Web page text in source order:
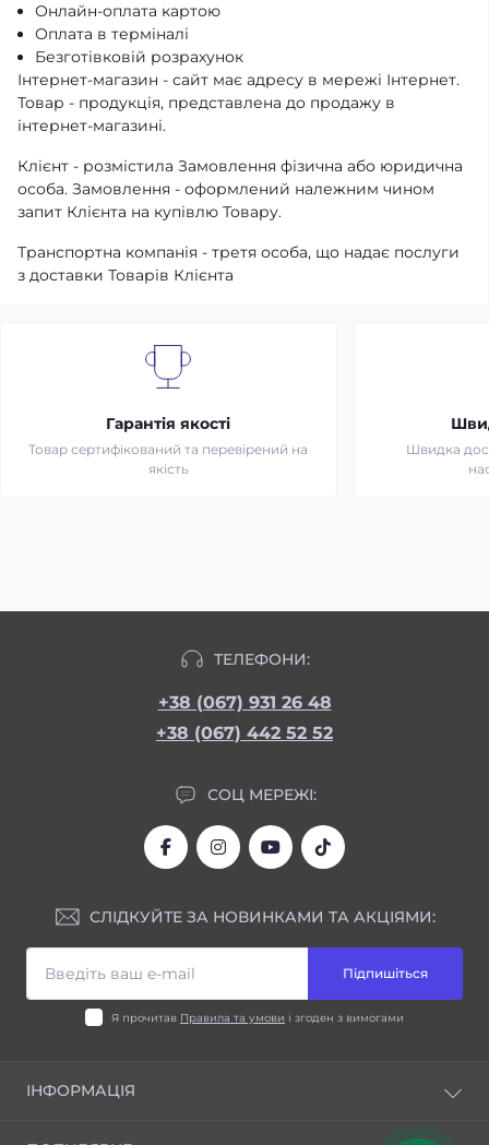
Онлайн-оплата картою
Оплата в терміналі
Безготівковій розрахунок
Інтернет-магазин - сайт має адресу в мережі Інтернет.
Товар - продукція, представлена ​​до продажу в
інтернет-магазині.
Клієнт - розмістила Замовлення фізична або юридична
особа. Замовлення - оформлений належним чином
запит Клієнта на купівлю Товару.
Транспортна компанія - третя особа, що надає послуги
з доставки Товарів Клієнта
Гарантія якості
Товар сертифікований та перевірений на
якість
Швидка
ТЕЛЕФОНИ:
+38 (067) 931 26 48
+38 (067) 442 52 52
СОЦ МЕРЕЖІ:
СЛІДКУЙТЕ ЗА НОВИНКАМИ ТА АКЦІЯМИ:
Підпишіться
Я прочитав Правила та умови і згоден з вимогами
ІНФОРМАЦІЯ